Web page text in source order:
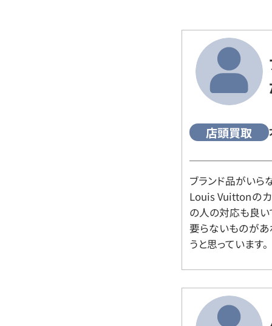
店頭買取
ブランド品がいら
Louis Vuittonの
の人の対応も良い
要らないものがあ
うと思っています。